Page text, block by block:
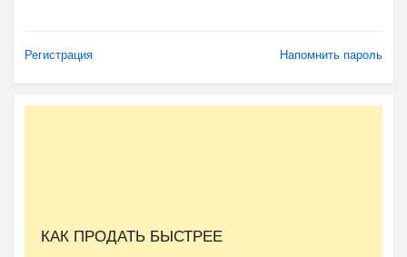
Регистрация Напомнить пароль
КАК ПРОДАТЬ БЫСТРЕЕ